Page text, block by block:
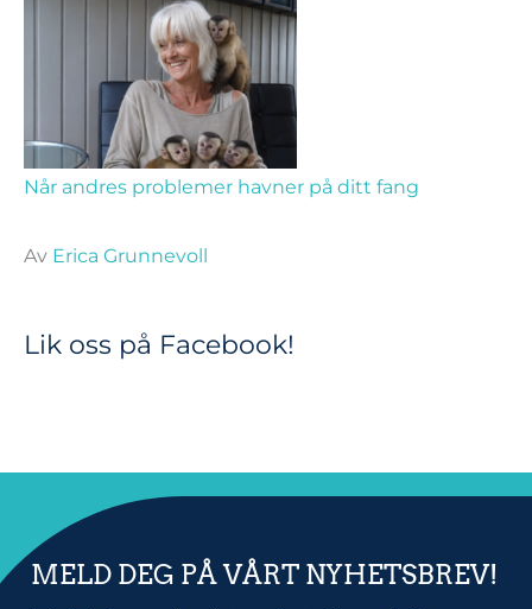
Når andres problemer havner på ditt fang
Av Erica Grunnevoll
Lik oss på Facebook!
MELD DEG PÅ VÅRT NYHETSBREV!